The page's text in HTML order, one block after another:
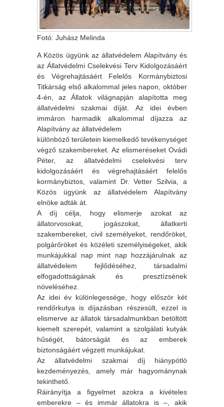
Fotó: Juhász Melinda
A Közös ügyünk az állatvédelem Alapítvány és
az Állatvédelmi Cselekvési Terv Kidolgozásáért
és Végrehajtásáért Felelős Kormánybiztosi
Titkárság első alkalommal jeles napon, október
4-én, az Állatok világnapján alapította meg
állatvédelmi szakmai díját. Az idei évben
immáron harmadik alkalommal díjazza az
Alapítvány az állatvédelem
különböző területein kiemelkedő tevékenységet
végző szakembereket. Az elismeréseket Ovádi
Péter, az állatvédelmi cselekvési terv
kidolgozásáért és végrehajtásáért felelős
kormánybiztos, valamint Dr. Vetter Szilvia, a
Közös ügyünk az állatvédelem Alapítvány
elnöke adták át.
A díj célja, hogy elismerje azokat az
állatorvosokat, jogászokat, állatkerti
szakembereket, civil személyeket, rendőröket,
polgárőröket és közéleti személyiségeket, akik
munkájukkal nap mint nap hozzájárulnak az
állatvédelem fejlődéséhez, társadalmi
elfogadottságának és presztízsének
növeléséhez.
Az idei év különlegessége, hogy először két
rendőrkutya is díjazásban részesült, ezzel is
elismerve az állatok társadalmunkban betöltött
kiemelt szerepét, valamint a szolgálati kutyák
hűségét, bátorságát és az emberek
biztonságáért végzett munkájukat.
Az állatvédelmi szakmai díj hiánypótló
kezdeményezés, amely már hagyománynak
tekinthető.
Ráirányítja a figyelmet azokra a kivételes
emberekre – és immár állatokra is –, akik